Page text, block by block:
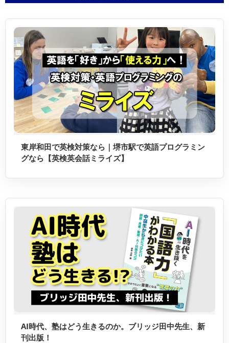
東岸和田で英検対策なら｜堺市駅で英語プログラミン
グなら【英検英会話ミライズ】
AI時代、塾はどう生きるのか。ブリッジ田中先生、新
刊出版！